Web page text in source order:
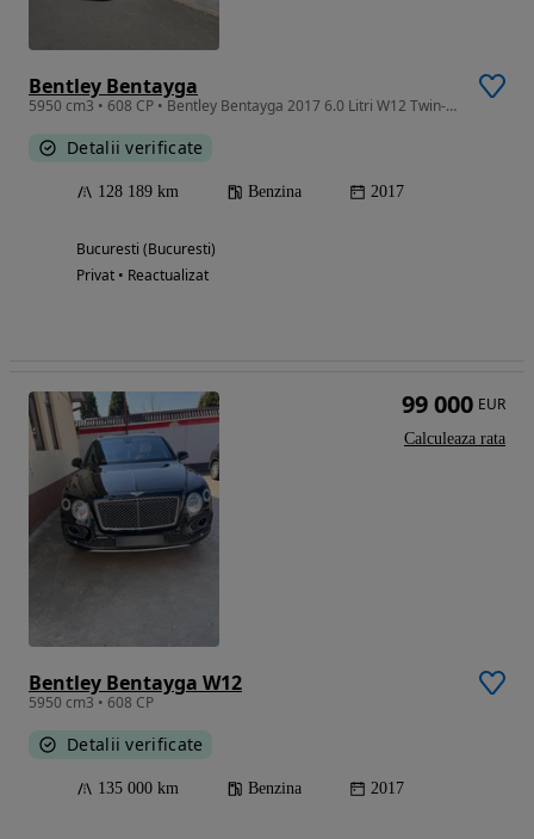
Bentley Bentayga
5950 cm3 • 608 CP • Bentley Bentayga 2017 6.0 Litri W12 Twin-Turbo
Detalii verificate
128 189 km Benzina 2017
Bucuresti (Bucuresti)
Privat • Reactualizat
Bentley Bentayga W12
5950 cm3 • 608 CP
Detalii verificate
135 000 km Benzina 2017
99 000 EUR
Calculeaza rata